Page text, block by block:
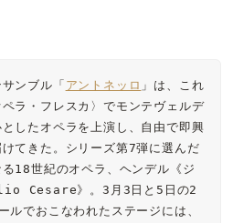
ンブル「 アントネッロ 」は、これ
ラ・フレスカ〉でモンテヴェルデ
したオペラを上演し、自由で即興
てきた。シリーズ第7弾に選んだ
18世紀のオペラ、ヘンデル《ジ
Cesare》。3月3日と5日の2
ルでおこなわれたステージには、